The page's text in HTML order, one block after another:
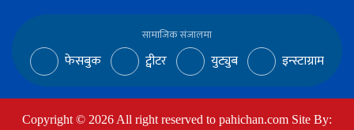
सामाजिक संजालमा
फेसबुक ट्वीटर युट्युब इन्स्टाग्राम
Copyright © 2026 All right reserved to pahichan.com Site By: